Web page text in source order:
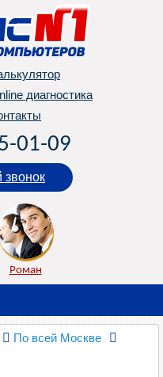
диагностика
01-09
Роман
По всей Москве